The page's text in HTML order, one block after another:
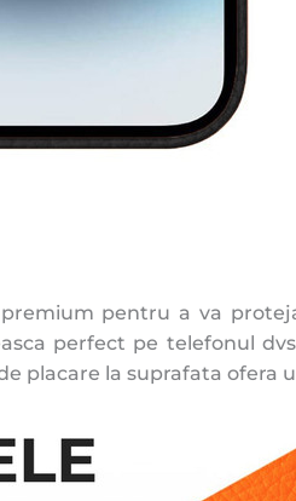
pentru a va
perfect pe telefonul
placare la suprafata ofera